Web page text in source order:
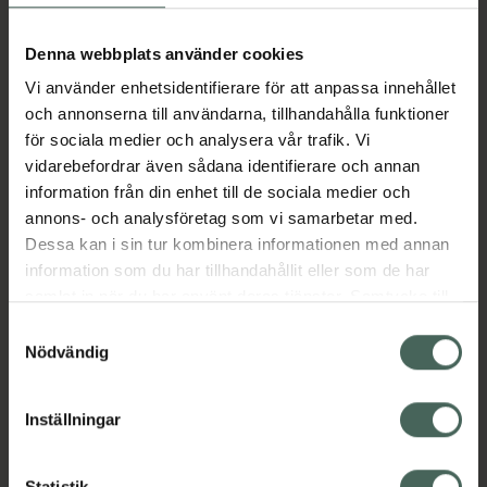
Denna webbplats använder cookies
Vi använder enhetsidentifierare för att anpassa innehållet
och annonserna till användarna, tillhandahålla funktioner
för sociala medier och analysera vår trafik. Vi
vidarebefordrar även sådana identifierare och annan
information från din enhet till de sociala medier och
annons- och analysföretag som vi samarbetar med.
Dessa kan i sin tur kombinera informationen med annan
information som du har tillhandahållit eller som de har
återkalla ditt samtycke via webbplatsens
cookieinställningar. Ett återkallat samtycke påverkar inte
lagligheten av behandling som skett innan återkallelsen.
Nödvändig
Inställningar
åldrande och bidrar till en frisk, ungdomlig
hjälper dig att hålla energinivån på topp.
Nyponextrakt med högt innehålls av vitamin
C främjar kollagenbildning.
EAN:07350150760266
Kategorier:
C-vitaminC-vitaminKost och hälsa
KosttillskottKosttillskottQ10 Q10
Vitaminer och mineraler
Visa
Instruktioner Visa